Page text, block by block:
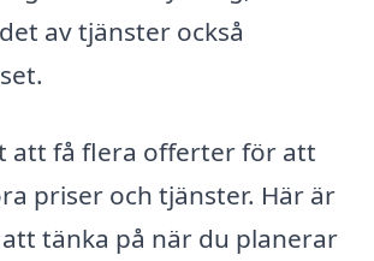
av tjänster också
att få flera offerter för att
priser och tjänster. Här är
tänka på när du planerar